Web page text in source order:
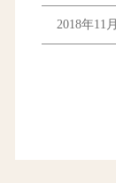
2018年11月